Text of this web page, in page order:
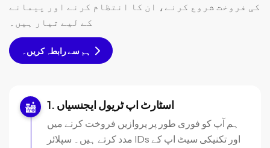
کی فروخت شروع کرنے، ان کا انتظام کرنے اور پیمانے
کے لیے تیار ہیں۔
ہم سے رابطہ کریں۔
اسٹارٹ اپ ٹریول ایجنسیاں
ہم آپ کو فوری طور پر پروازیں فروخت کرنے میں
مدد کرتے ہیں۔ سپلائر IDs اور تکنیکی سیٹ اپ کے